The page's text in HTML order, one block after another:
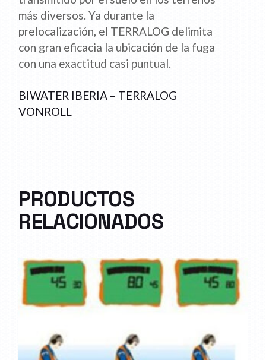
más diversos. Ya durante la
prelocalización, el TERRALOG delimita
con gran eficacia la ubicación de la fuga
con una exactitud casi puntual.
BIWATER IBERIA – TERRALOG
VONROLL
PRODUCTOS
RELACIONADOS